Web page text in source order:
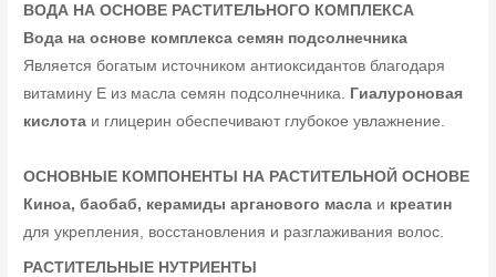
ВОДА НА ОСНОВЕ РАСТИТЕЛЬНОГО КОМПЛЕКСА
Вода на основе комплекса семян подсолнечника
Является богатым источником антиоксидантов благодаря
витамину Е из масла семян подсолнечника.
Гиалуроновая
кислота и глицерин обеспечивают глубокое увлажнение.
ОСНОВНЫЕ КОМПОНЕНТЫ НА РАСТИТЕЛЬНОЙ ОСНОВЕ
Киноа, баобаб, керамиды арганового масла и креатин
для укрепления, восстановления и разглаживания волос.
РАСТИТЕЛЬНЫЕ НУТРИЕНТЫ